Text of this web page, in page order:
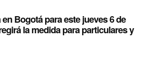
Bogotá para este jueves 6 de
la medida para particulares y